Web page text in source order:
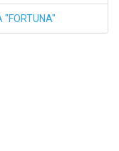
"FORTUNA"